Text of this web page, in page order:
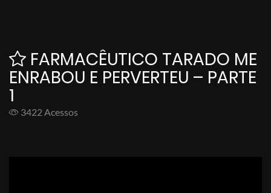
FARMACÊUTICO TARADO ME
ENRABOU E PERVERTEU – PARTE
1
3422 Acessos